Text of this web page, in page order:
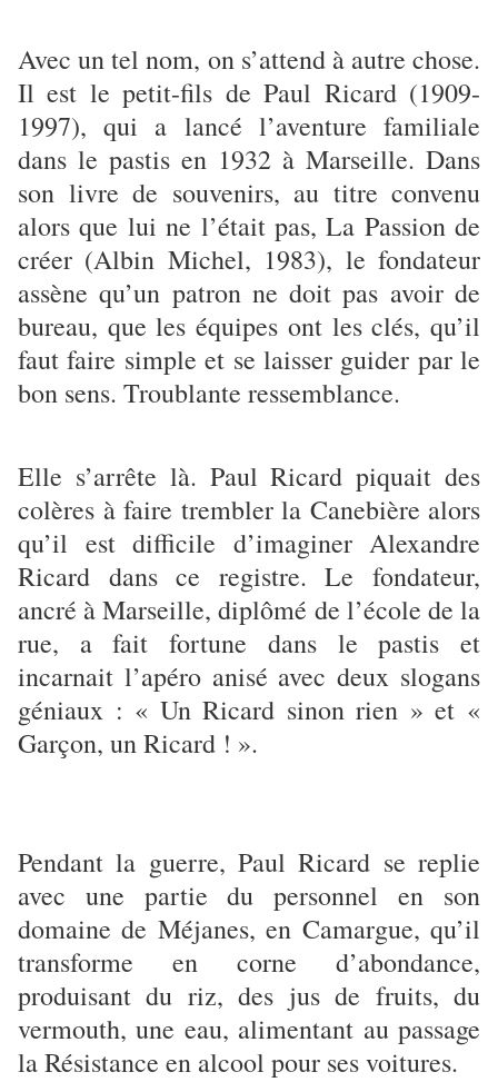
Avec un tel nom, on s’attend à autre chose.
Il est le petit-fils de Paul Ricard (1909-
1997), qui a lancé l’aventure familiale
dans le pastis en 1932 à Marseille. Dans
son livre de souvenirs, au titre convenu
alors que lui ne l’était pas, La Passion de
créer (Albin Michel, 1983), le fondateur
assène qu’un patron ne doit pas avoir de
bureau, que les équipes ont les clés, qu’il
faut faire simple et se laisser guider par le
bon sens. Troublante ressemblance.
Elle s’arrête là. Paul Ricard piquait des
colères à faire trembler la Canebière alors
qu’il est difficile d’imaginer Alexandre
Ricard dans ce registre. Le fondateur,
ancré à Marseille, diplômé de l’école de la
rue, a fait fortune dans le pastis et
incarnait l’apéro anisé avec deux slogans
géniaux : « Un Ricard sinon rien » et «
Garçon, un Ricard ! ».
Pendant la guerre, Paul Ricard se replie
avec une partie du personnel en son
domaine de Méjanes, en Camargue, qu’il
transforme en corne d’abondance,
produisant du riz, des jus de fruits, du
vermouth, une eau, alimentant au passage
la Résistance en alcool pour ses voitures.